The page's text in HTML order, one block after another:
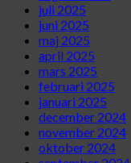
juli 2025
juni 2025
maj 2025
april 2025
mars 2025
februari 2025
januari 2025
december 2024
november 2024
oktober 2024